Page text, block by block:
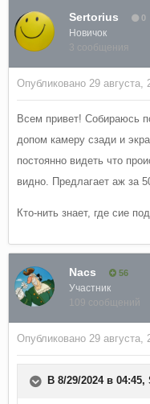
Sertorius 0
Новичок
3 сообщения
Опубликовано 29 августа,
Всем привет! Собираюсь
допом камеру сзади и
постоянно видеть что
видно. Предлагает аж за
Кто-нить знает, где сие
Nacs 56
Участник
109 сообщений
Опубликовано 29 августа,
В 8/29/2024 в 04:45,